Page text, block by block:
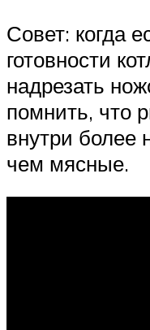
Совет: когда
готовности
надрезать
помнить, что
внутри более
чем мясные.